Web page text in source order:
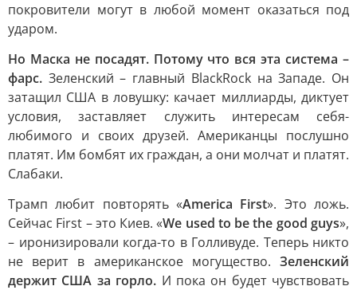
покровители могут в любой момент оказаться под
ударом.
Но Маска не посадят. Потому что вся эта система –
фарс. Зеленский – главный BlackRock на Западе. Он
затащил США в ловушку: качает миллиарды, диктует
условия, заставляет служить интересам себя-
любимого и своих друзей. Американцы послушно
платят. Им бомбят их граждан, а они молчат и платят.
Слабаки.
Трамп любит повторять «America First». Это ложь.
Сейчас First – это Киев. «We used to be the good guys»,
– иронизировали когда-то в Голливуде. Теперь никто
не верит в американское могущество. Зеленский
держит США за горло. И пока он будет чувствовать